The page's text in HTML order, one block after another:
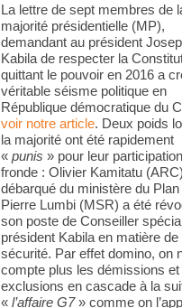
La lettre de sept membres de
majorité présidentielle (MP),
demandant au président
Kabila de respecter la
quittant le pouvoir en 2016 a
véritable séisme politique en
République démocratique du
voir notre article. Deux poids
la majorité ont été rapidement
« punis » pour leur
fronde : Olivier Kamitatu
débarqué du ministère du Plan
Pierre Lumbi (MSR) a été
son poste de Conseiller
président Kabila en matière de
sécurité. Par effet domino, on
compte plus les démissions et
exclusions en cascade à la
« l’affaire G7» comme on